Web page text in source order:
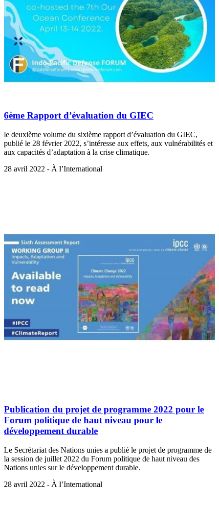
6ème Rapport d’évaluation du GIEC
le deuxième volume du sixième rapport d’évaluation du GIEC,
publié le 28 février 2022, s’intéresse aux effets, aux vulnérabilités et
aux capacités d’adaptation à la crise climatique.
28 avril 2022 - À l’International
Publication du projet de programme 2022 pour le
Forum politique de haut niveau pour le
développement durable
Le Secrétariat des Nations unies a publié le projet de programme de
la session de juillet 2022 du Forum politique de haut niveau des
Nations unies sur le développement durable.
28 avril 2022 - À l’International